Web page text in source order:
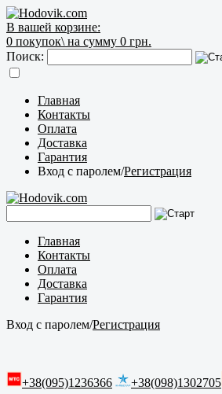
В вашей корзине:
0 покупок\ на сумму 0 грн.
Поиск:
Главная
Контакты
Оплата
Доставка
Гарантия
Вход с паролем/Регистрация
Главная
Контакты
Оплата
Доставка
Гарантия
Вход с паролем/Регистрация
+38(095)1236366 +38(098)1302705